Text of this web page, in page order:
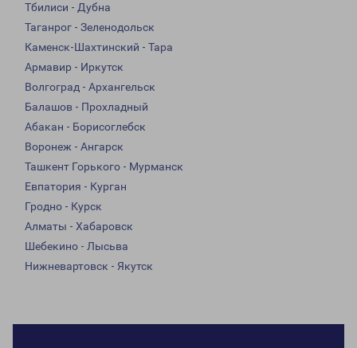
Тбилиси - Дубна
Таганрог - Зеленодольск
Каменск-Шахтинский - Тара
Армавир - Иркутск
Волгоград - Архангельск
Балашов - Прохладный
Абакан - Борисоглебск
Воронеж - Ангарск
Ташкент Горького - Мурманск
Евпатория - Курган
Гродно - Курск
Алматы - Хабаровск
Шебекино - Лысьва
Нижневартовск - Якутск